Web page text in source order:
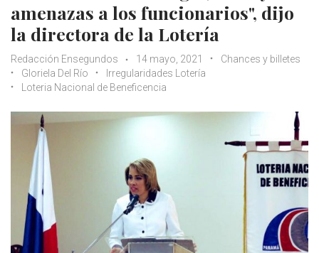
amenazas a los funcionarios", dijo
la directora de la Lotería
Redacción Ensegundos 14 mayo, 2021
Chances y billetes
Gloriela Del Río
Irregularidades Lotería
Loteria Nacional de Beneficencia